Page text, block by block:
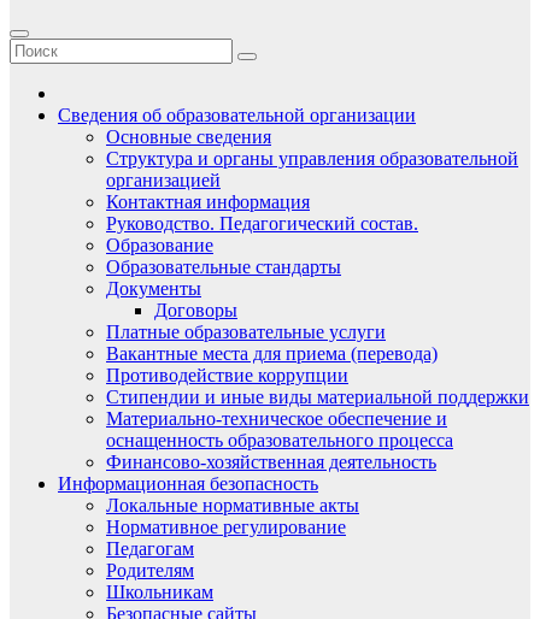
Сведения об образовательной организации
Основные сведения
Структура и органы управления образовательной
организацией
Контактная информация
Руководство. Педагогический состав.
Образование
Образовательные стандарты
Документы
Договоры
Платные образовательные услуги
Вакантные места для приема (перевода)
Противодействие коррупции
Стипендии и иные виды материальной поддержки
Материально-техническое обеспечение и
оснащенность образовательного процесса
Финансово-хозяйственная деятельность
Информационная безопасность
Локальные нормативные акты
Нормативное регулирование
Педагогам
Родителям
Школьникам
Безопасные сайты